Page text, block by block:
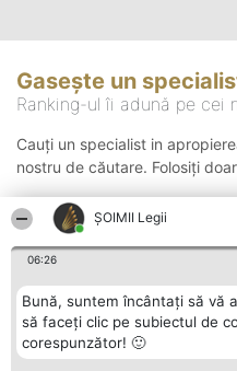
ȘOIMII Legii
06:26
Bună, suntem încântați să vă
să faceți clic pe subiectul de
corespunzător! 🙂
Gasește un
Ranking-ul îi adună pe cei
Cauți un specialist in
nostru de căutare. Folosiți